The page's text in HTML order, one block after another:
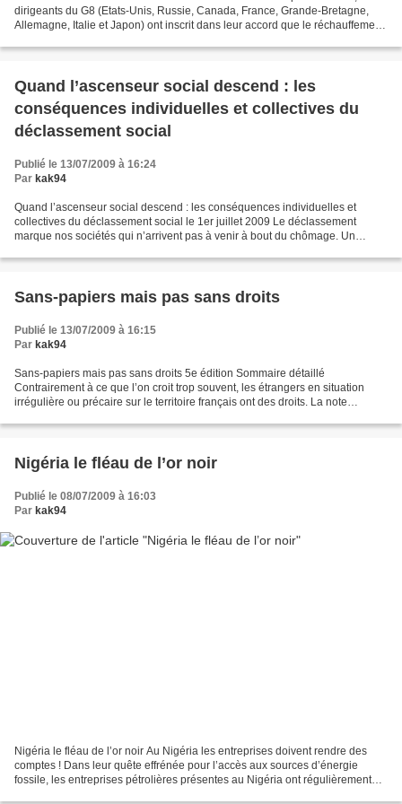
dirigeants du G8 (Etats-Unis, Russie, Canada, France, Grande-Bretagne,
Allemagne, Italie et Japon) ont inscrit dans leur accord que le réchauffement
Quand l’ascenseur social descend : les
conséquences individuelles et collectives du
déclassement social
Publié le 13/07/2009 à 16:24
Par kak94
Quand l’ascenseur social descend : les conséquences individuelles et
collectives du déclassement social le 1er juillet 2009 Le déclassement
marque nos sociétés qui n’arrivent pas à venir à bout du chômage. Un
Sans-papiers mais pas sans droits
Publié le 13/07/2009 à 16:15
Par kak94
Sans-papiers mais pas sans droits 5e édition Sommaire détaillé
Contrairement à ce que l’on croit trop souvent, les étrangers en situation
irrégulière ou précaire sur le territoire français ont des droits. La note
Nigéria le fléau de l’or noir
Publié le 08/07/2009 à 16:03
Par kak94
Nigéria le fléau de l’or noir Au Nigéria les entreprises doivent rendre des
comptes ! Dans leur quête effrénée pour l’accès aux sources d’énergie
fossile, les entreprises pétrolières présentes au Nigéria ont régulièrement